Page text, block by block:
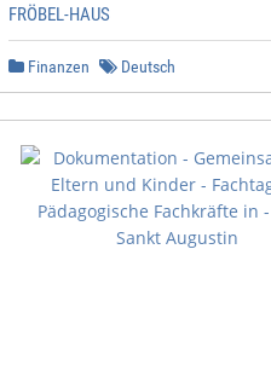
FRÖBEL-HAUS
Finanzen Deutsch